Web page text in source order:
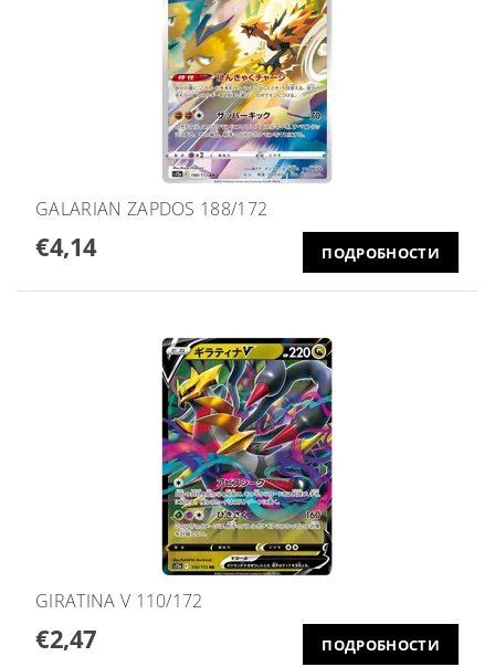
GALARIAN ZAPDOS 188/172
€4,14 ПОДРОБНОСТИ
GIRATINA V 110/172
€2,47 ПОДРОБНОСТИ